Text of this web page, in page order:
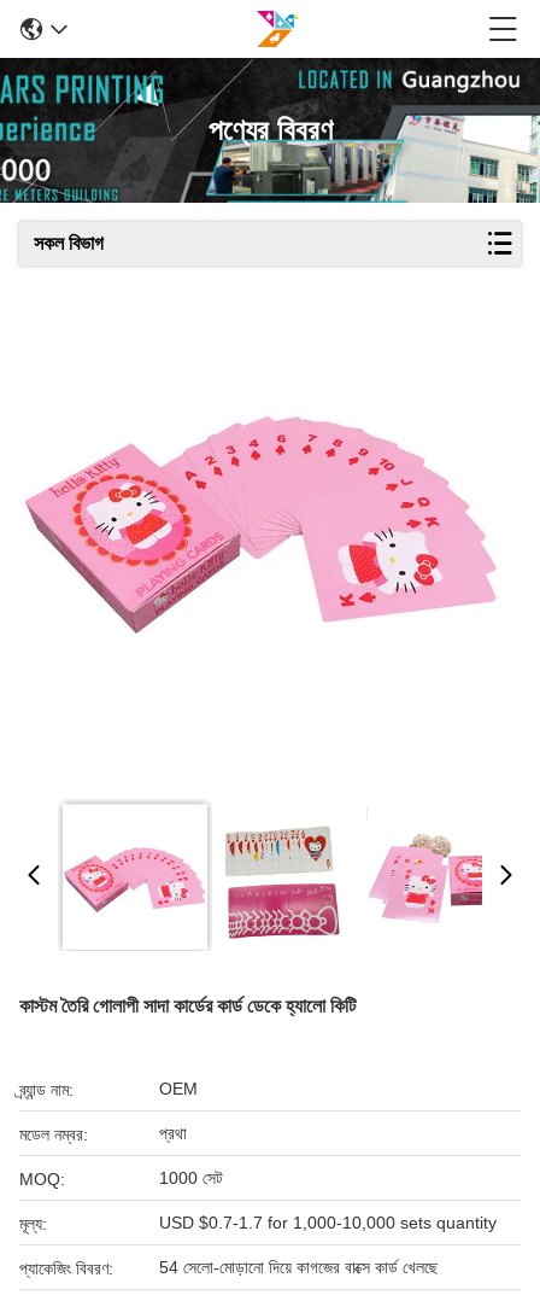
পণ্যের বিবরণ
সকল বিভাগ
কাস্টম তৈরি গোলাপী সাদা কার্ডের কার্ড ডেকে হ্যালো কিটি
ব্র্যান্ড নাম: OEM
মডেল নম্বর: প্রথা
MOQ: 1000 সেট
মূল্য: USD $0.7-1.7 for 1,000-10,000 sets quantity
প্যাকেজিং বিবরণ: 54 সেলো-মোড়ানো দিয়ে কাগজের বাক্সে কার্ড খেলছে